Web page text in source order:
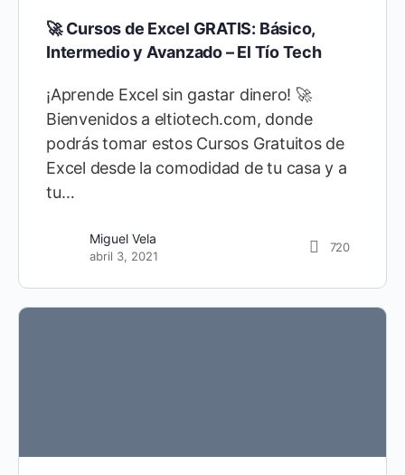
🚀 Cursos de Excel GRATIS: Básico,
Intermedio y Avanzado – El Tío Tech
¡Aprende Excel sin gastar dinero! 🚀
Bienvenidos a eltiotech.com, donde
podrás tomar estos Cursos Gratuitos de
Excel desde la comodidad de tu casa y a
tu…
Miguel Vela
abril 3, 2021
720